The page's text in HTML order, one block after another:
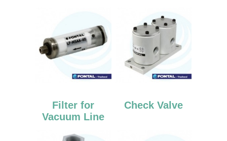
Filter for
Vacuum Line
Check Valve